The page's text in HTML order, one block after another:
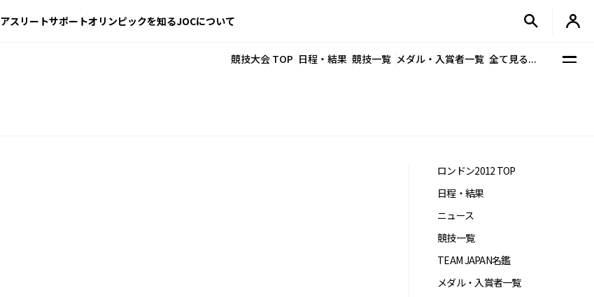
アスリートサポートオリンピックを知るJOCについて
競技大会 TOP 日程・結果 競技一覧 メダル・入賞者一覧 全て見る...
ロンドン2012 TOP
日程・結果
ニュース
競技一覧
TEAM JAPAN名鑑
メダル・入賞者一覧